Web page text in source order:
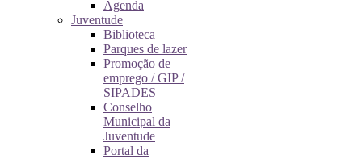
Agenda
Juventude
Biblioteca
Parques de lazer
Promoção de
emprego / GIP /
SIPADES
Conselho
Municipal da
Juventude
Portal da